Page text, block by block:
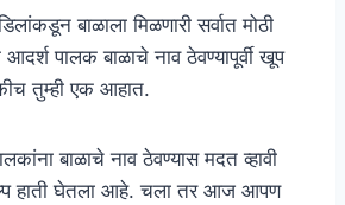
बाळाला मिळणारी सर्वात मोठी
पालक बाळाचे नाव ठेवण्यापूर्वी खूप
तुम्ही एक आहात.
बाळाचे नाव ठेवण्यास मदत व्हावी
हाती घेतला आहे. चला तर आज आपण